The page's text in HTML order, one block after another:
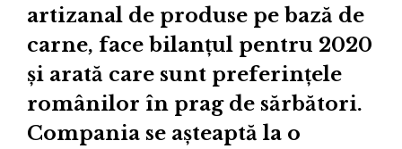
artizanal de produse pe bază de
carne, face bilanțul pentru 2020
și arată care sunt preferințele
românilor în prag de sărbători.
Compania se așteaptă la o